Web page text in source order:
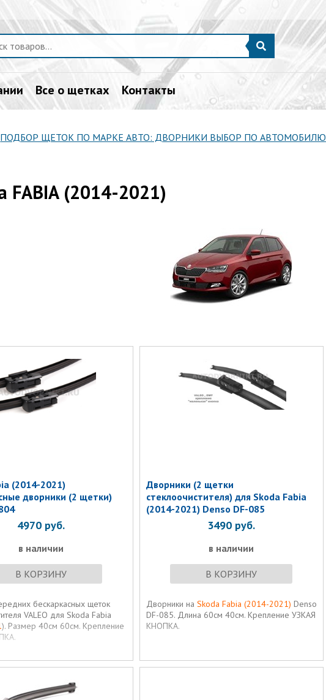
Все о щетках Контакты
ПОДБОР ЩЕТОК ПО МАРКЕ АВТО: ДВОРНИКИ ВЫБОР ПО АВТОМОБИЛЮ
FABIA (2014-2021)
(2014-2021)
дворники (2 щетки)
4970 руб.
в наличии
В КОРЗИНУ
бескаркасных щеток
VALEO для Skoda Fabia
). Размер 40см 60см. Крепление
Дворники (2 щетки
стеклоочистителя) для Skoda Fabia
(2014-2021) Denso DF-085
3490 руб.
в наличии
В КОРЗИНУ
Дворники на Skoda Fabia (2014-2021) Denso
DF-085. Длина 60см 40см. Крепление УЗКАЯ
КНОПКА.